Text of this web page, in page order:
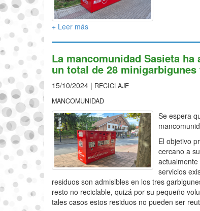
+ Leer más
La mancomunidad Sasieta
un total de 28
15/10/2024 | RECICLAJE
MANCOMUNIDAD
Se espera
El objetivo
cercano a
servicios
residuos son admisibles en los tres
resto no reciclable, quizá por su pequeño
tales casos estos residuos no pueden ser